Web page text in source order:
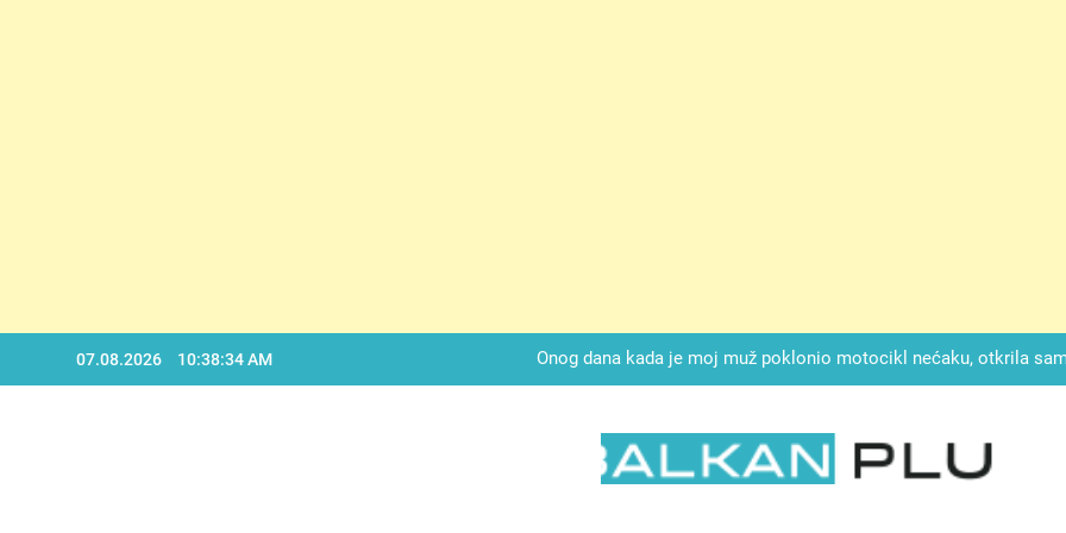
07.08.2026 10:38:35 AM
Onog dana kada je moj muž poklonio motocikl nećaku, otkrila
SAM ČAŠU: BIO JE SIN ŽENE ZA KOJU SU
Dok mi je svekrva čupala infuziju i šaptala da umrem kako bi se
nije znala da je ispod zavoja ostao gumb koji je snimao svaku